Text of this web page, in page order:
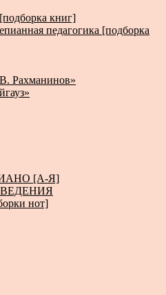
книг]
педагогика [подборка
Рахманинов»
[А-Я]
нот]